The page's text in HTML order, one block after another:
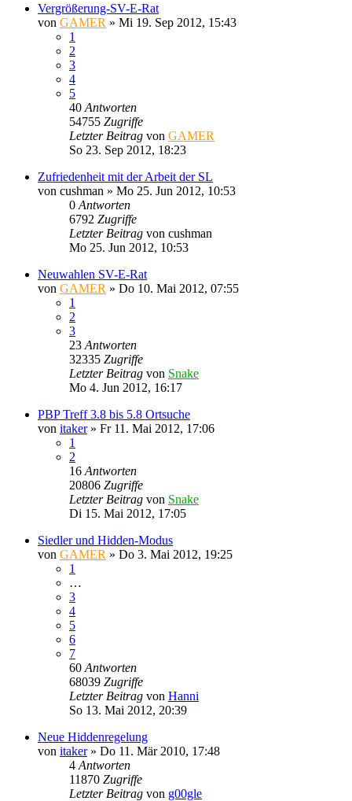
Vergrößerung-SV-E-Rat
von GAMER » Mi 19. Sep 2012, 15:43
1
2
3
4
5
40 Antworten
54755 Zugriffe
Letzter Beitrag von GAMER
So 23. Sep 2012, 18:23
Zufriedenheit mit der Arbeit der SL
von cushman » Mo 25. Jun 2012, 10:53
0 Antworten
6792 Zugriffe
Letzter Beitrag von cushman
Mo 25. Jun 2012, 10:53
Neuwahlen SV-E-Rat
von GAMER » Do 10. Mai 2012, 07:55
1
2
3
23 Antworten
32335 Zugriffe
Letzter Beitrag von Snake
Mo 4. Jun 2012, 16:17
PBP Treff 3.8 bis 5.8 Ortsuche
von itaker» Fr 11. Mai 2012, 17:06
1
2
16 Antworten
20806 Zugriffe
Letzter Beitrag von Snake
Di 15. Mai 2012, 17:05
Siedler und Hidden-Modus
von GAMER » Do 3. Mai 2012, 19:25
1
…
3
4
5
6
7
60 Antworten
68039 Zugriffe
Letzter Beitrag von Hanni
So 13. Mai 2012, 20:39
Neue Hiddenregelung
von itaker» Do 11. Mär 2010, 17:48
4 Antworten
11870 Zugriffe
Letzter Beitrag von g00gle